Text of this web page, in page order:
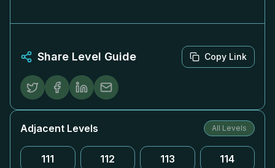
Share Level Guide Copy Link
Adjacent Levels All Levels
111 112 113 114